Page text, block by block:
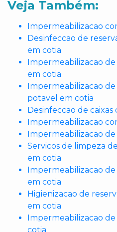
Veja Também:
Impermeabilizacao
Desinfeccao de
em cotia
Impermeabilizacao
em cotia
Impermeabilizacao
potavel em cotia
Desinfeccao de
Impermeabilizacao
Impermeabilizacao
Servicos de limpeza
em cotia
Impermeabilizacao
em cotia
Higienizacao de
em cotia
Impermeabilizacao
cotia